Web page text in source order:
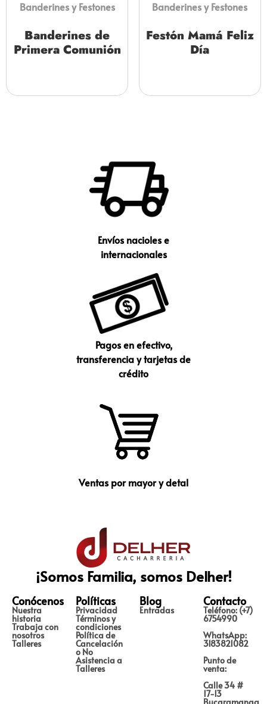
Banderines y Festones
Banderines de
Primera Comunión
Banderines y Festones
Festón Mamá Feliz
Día
Envíos nacioles e
internacionales
Pagos en efectivo,
transferencia y tarjetas de
crédito
Ventas por mayor y detal
¡Somos Familia, somos Delher!
Conócenos
Nuestra
historia
Trabaja con
nosotros
Talleres
Políticas
Privacidad
Términos y
condiciones
Política de
Cancelación
o No
Asistencia a
Talleres
Blog
Entradas
Contacto
Teléfono: (+7)
6754990
WhatsApp:
3183821082
Punto de
venta:
Calle 34 #
17-13
Bucaramanga